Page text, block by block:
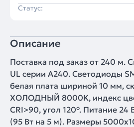
Статус:
Описание
Поставка под заказ от 240 м.
UL серии A240. Светодиоды
белая плата шириной 10 мм,
ХОЛОДНЫЙ 8000K, индекс
CRI>90, угол 120°. Питание
(95 Вт на 5 м). Размеры